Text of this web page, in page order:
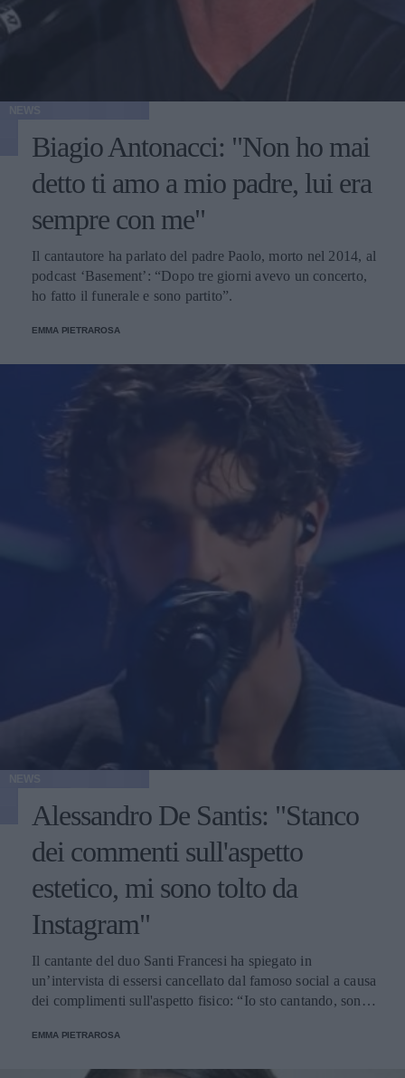
Biagio Antonacci: "Non ho mai
detto ti amo a mio padre, lui era
sempre con me"
Il cantautore ha parlato del padre Paolo, morto nel 2014, al
podcast ‘Basement’: “Dopo tre giorni avevo un concerto,
ho fatto il funerale e sono partito”.
EMMA PIETRAROSA
Alessandro De Santis: "Stanco
dei commenti sull'aspetto
estetico, mi sono tolto da
Instagram"
Il cantante del duo Santi Francesi ha spiegato in
un’intervista di essersi cancellato dal famoso social a causa
dei complimenti sull'aspetto fisico: “Io sto cantando, sono
EMMA PIETRAROSA